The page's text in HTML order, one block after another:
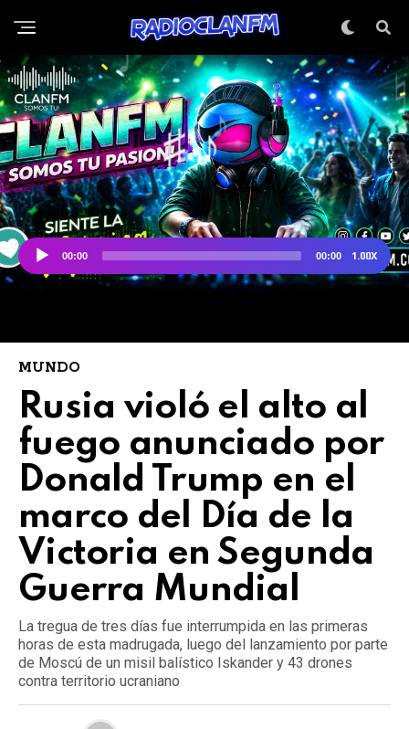
MUNDO
Rusia violó el alto al
fuego anunciado por
Donald Trump en el
marco del Día de la
Victoria en Segunda
Guerra Mundial
La tregua de tres días fue interrumpida en las primeras
horas de esta madrugada, luego del lanzamiento por parte
de Moscú de un misil balístico Iskander y 43 drones
contra territorio ucraniano